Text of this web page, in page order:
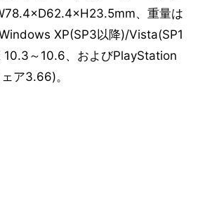
、重量は
XP(SP3以降)/Vista(SP1
10.3～10.6、およびPlayStation
ア3.66)。